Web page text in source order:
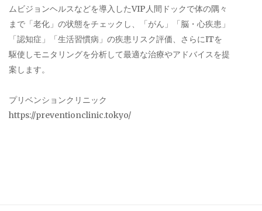
ムビジョンヘルスなどを導入したVIP人間ドックで体の隅々
まで「老化」の状態をチェックし、「がん」「脳・心疾患」
「認知症」「生活習慣病」の疾患リスク評価、さらにITを
駆使しモニタリングを分析して最適な治療やアドバイスを提
案します。
プリベンションクリニック
https://preventionclinic.tokyo/